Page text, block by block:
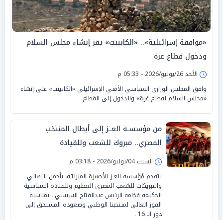
«موافقة إسرائيلية».. «الكابينت» يقر إنشاء مجلس السلام
ودخول قطاع غزة
الأحد 26/يوليو/2026 - 05:33 م
وافق المجلس الوزاري السياسي الأمني الإسرائيلي «الكابينت» على إنشاء
«مجلس السلام لقطاع غزة» والدخول إلى القطاع.
من مؤسسـة العــز إلى أبطال المنتخب
المصري.. مبروك للشعب وللقيادة
السبت 04/يوليو/2026 - 03:18 م
تتقدم مُؤسسة العـز للأجهزة المنزليّـة، بأجمل التهاني
والتبريكات للشعب المصري العظيم وللقيادة السياسية
الحكيمة فخامة الرئيس عبدالفتاح السيسي ، بمناسبة
الفوز الغالي لمنتخبنا الوطني وصعوده المستحق إلى
دور الـ 16 .